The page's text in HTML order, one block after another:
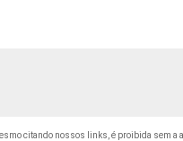
citando nossos links, é proibida sem